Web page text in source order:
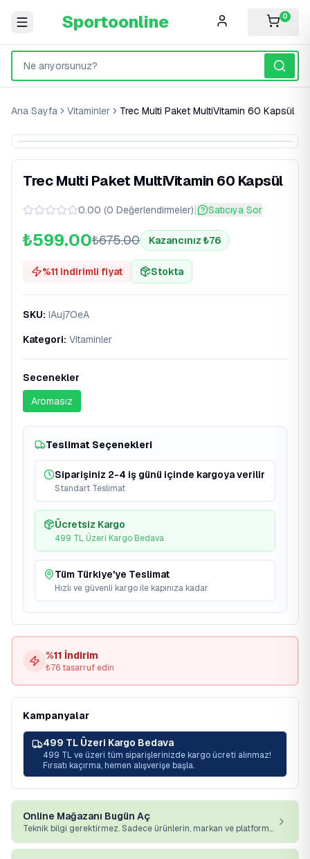
Sportoonline 0
Ana Sayfa Vitaminler Trec Multi Paket MultiVitamin 60 Kapsül
%11İndirim
Trec Multi Paket MultiVitamin 60 Kapsül
0.00 (0 Değerlendirmeler)| Satıcıya Sor
₺599.00₺675.00 Kazancınız ₺76
%11 indirimli fiyat Stokta
SKU: IAuj7OeA
Kategori: Vitaminler
Secenekler
Aromasız
Teslimat Seçenekleri
Siparişiniz 2-4 iş günü içinde kargoya verilir
Standart Teslimat
Ücretsiz Kargo
499 TL Üzeri Kargo Bedava
Tüm Türkiye'ye Teslimat
Hızlı ve güvenli kargo ile kapınıza kadar
%11 İndirim
₺76 tasarruf edin
Kampanyalar
499 TL Üzeri Kargo Bedava
499 TL ve üzeri tüm siparişlerinizde kargo ücreti alınmaz!
Fırsatı kaçırma, hemen alışverişe başla.
Online Mağazanı Bugün Aç
Teknik bilgi gerektirmez. Sadece ürünlerin, markan ve platformumuz yeterli.